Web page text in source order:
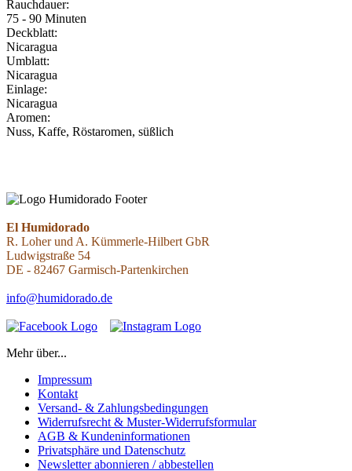
Rauchdauer:
75 - 90 Minuten
Deckblatt:
Nicaragua
Umblatt:
Nicaragua
Einlage:
Nicaragua
Aromen:
Nuss, Kaffe, Röstaromen, süßlich
El Humidorado
R. Loher und A. Kümmerle-Hilbert GbR
Ludwigstraße 54
DE - 82467 Garmisch-Partenkirchen
info@humidorado.de
Mehr über...
Impressum
Kontakt
Versand- & Zahlungsbedingungen
Widerrufsrecht & Muster-Widerrufsformular
AGB & Kundeninformationen
Privatsphäre und Datenschutz
Newsletter abonnieren / abbestellen